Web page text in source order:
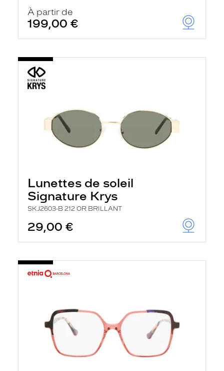
À partir de
199,00 €
Lunettes de soleil
Signature Krys
SKJ2603-B 212 OR BRILLANT
29,00 €